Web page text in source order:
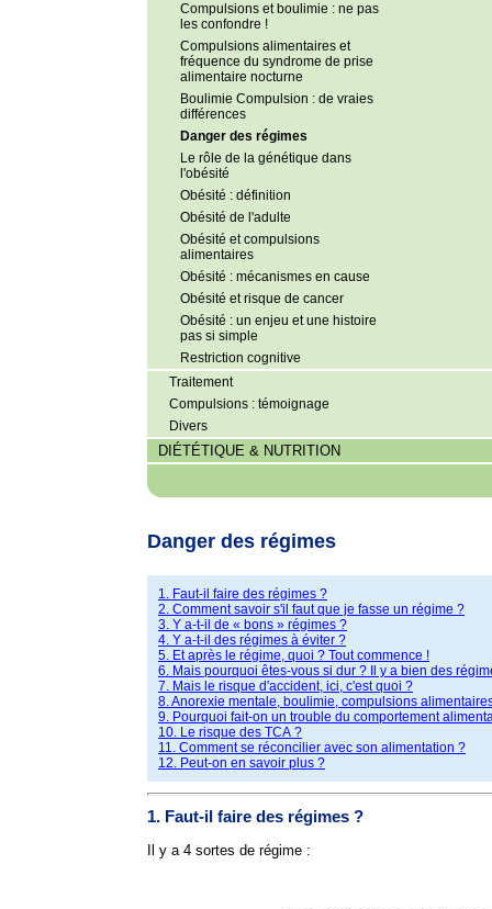
Compulsions et boulimie : ne pas
les confondre !
Compulsions alimentaires et
fréquence du syndrome de prise
alimentaire nocturne
Boulimie Compulsion : de vraies
différences
Danger des régimes
Le rôle de la génétique dans
l'obésité
Obésité : définition
Obésité de l'adulte
Obésité et compulsions
alimentaires
Obésité : mécanismes en cause
Obésité et risque de cancer
Obésité : un enjeu et une histoire
pas si simple
Restriction cognitive
Traitement
Compulsions : témoignage
Divers
DIÉTÉTIQUE & NUTRITION
Danger des régimes
1. Faut-il faire des régimes ?
2. Comment savoir s'il faut que je fasse un régime ?
3. Y a-t-il de « bons » régimes ?
4. Y a-t-il des régimes à éviter ?
5. Et après le régime, quoi ? Tout commence !
6. Mais pourquoi êtes-vous si dur ? Il y a bien des
7. Mais le risque d'accident, ici, c'est quoi ?
8. Anorexie mentale, boulimie, compulsions
9. Pourquoi fait-on un trouble du comportement
10. Le risque des TCA ?
11. Comment se réconcilier avec son alimentation ?
12. Peut-on en savoir plus ?
1. Faut-il faire des régimes ?
Il y a 4 sortes de régime :